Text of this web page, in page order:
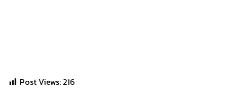
Post Views: 216